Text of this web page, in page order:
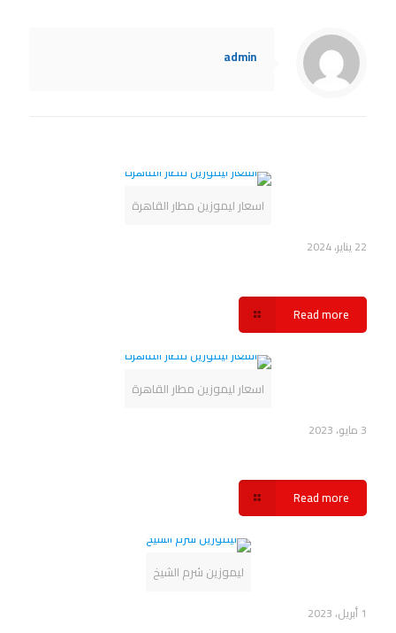
admin
اسعار ليموزين مطار القاهرة
22 يناير، 2024
Read more
اسعار ليموزين مطار القاهرة
3 مايو، 2023
Read more
ليموزين شرم الشيخ
1 أبريل، 2023